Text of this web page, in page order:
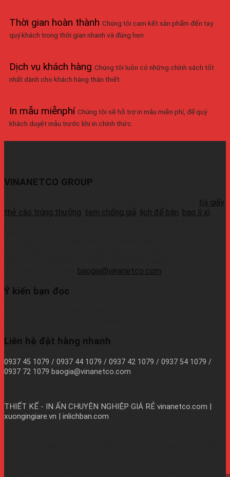
Thời gian hoàn thành Chúng tôi cam kết sản phẩm đến tay
quý khách trong thời gian nhanh và đúng hẹn
Dịch vụ khách hàng Chúng tôi luôn có những chính sách tốt
nhất dành cho khách hàng thân thiết.
In mẫu miễnphí Chúng tôi sẽ hỗ trợ in mẫu miễn phí, để quý
khách duyệt mẫu trước khi in chính thức.
VINANETCO GROUP
túi giấy
thẻ cào trúng thưởng tem chống giả lịch để bàn bao lì xì
baogia@vinanetco.com
Ý kiến bạn đọc
Liên hệ đặt hàng nhanh
0937 45 1079 / 0937 44 1079 / 0937 42 1079 / 0937 54 1079 /
0937 72 1079 baogia@vinanetco.com
THIẾT KẾ - IN ẤN CHUYÊN NGHIỆP GIÁ RẺ vinanetco.com |
xuongingiare.vn | inlichban.com